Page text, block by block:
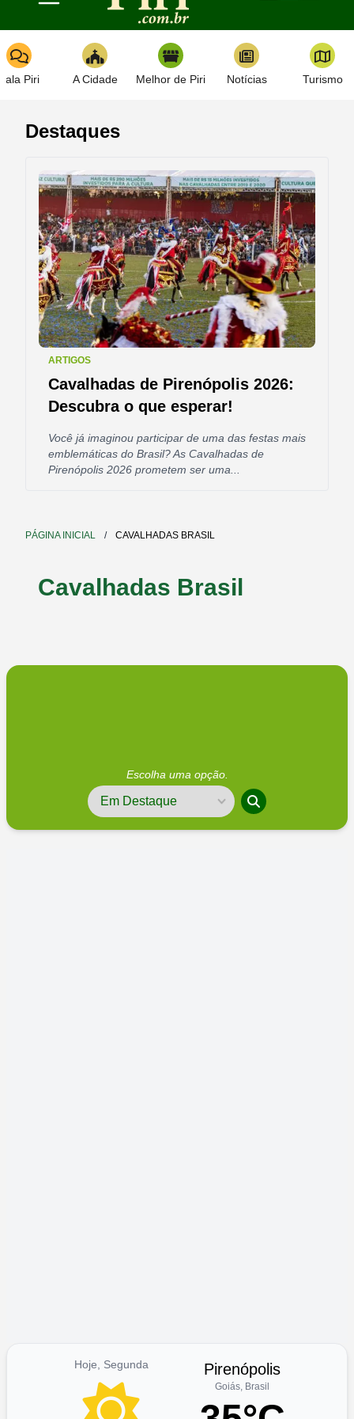
Toggle navigation
Piri A Cidade Melhor de Piri Notícias Turismo
Destaques
ARTIGOS
Cavalhadas de Pirenópolis 2026:
Descubra o que esperar!
Você já imaginou participar de uma das festas mais
emblemáticas do Brasil? As Cavalhadas de
Pirenópolis 2026 prometem ser uma...
PÁGINA INICIAL / CAVALHADAS BRASIL
Cavalhadas Brasil
Escolha uma opção.
Hoje, Segunda Pirenópolis
Goiás, Brasil